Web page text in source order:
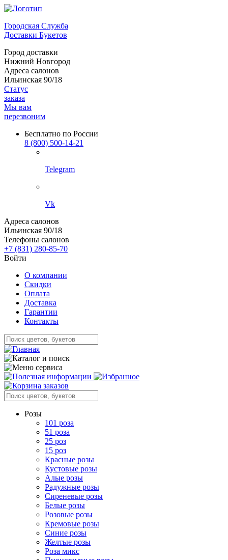
Городская Служба
Доставки Букетов
Город доставки
Нижний Новгород
Адреса салонов
Ильинская 90/18
Статус
заказа
Мы вам
перезвоним
Бесплатно по России
8 (800) 500-14-21
Telegram
Vk
Адреса салонов
Ильинская 90/18
Телефоны салонов
+7 (831) 280-85-70
Войти
О компании
Скидки
Оплата
Доставка
Гарантии
Контакты
Розы
101 роза
51 роза
25 роз
15 роз
Красные розы
Кустовые розы
Алые розы
Радужные розы
Сиреневые розы
Белые розы
Розовые розы
Кремовые розы
Синие розы
Желтые розы
Роза микс